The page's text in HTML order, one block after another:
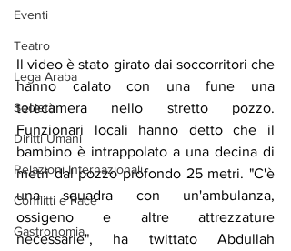
Eventi
Teatro
Lega Araba
Società
Diritti Umani
Relazioni Internazionali
Conflitti e Pace
Gastronomia
Il video è stato girato dai soccorritori che
hanno calato con una fune una
telecamera nello stretto pozzo.
Funzionari locali hanno detto che il
bambino è intrappolato a una decina di
metri dal pozzo profondo 25 metri. "C'è
una squadra con un'ambulanza,
ossigeno e altre attrezzature
necessarie", ha twittato Abdullah